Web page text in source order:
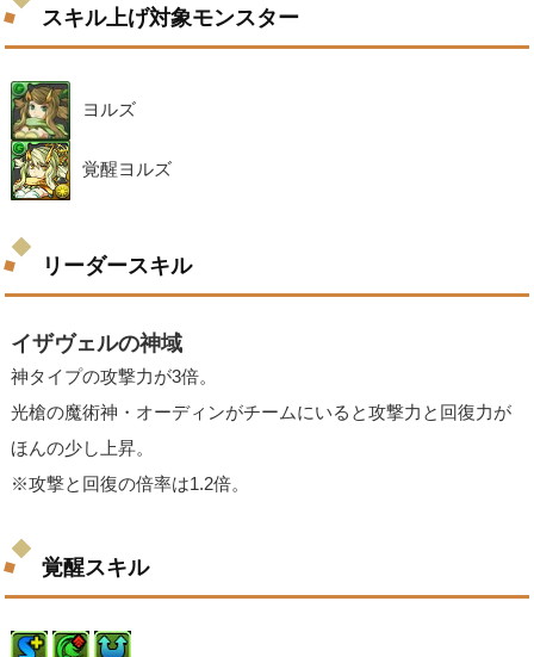
スキル上げ対象モンスター
ヨルズ
覚醒ヨルズ
リーダースキル
イザヴェルの神域
神タイプの攻撃力が3倍。
光槍の魔術神・オーディンがチームにいると攻撃力と回復力が
ほんの少し上昇。
※攻撃と回復の倍率は1.2倍。
覚醒スキル